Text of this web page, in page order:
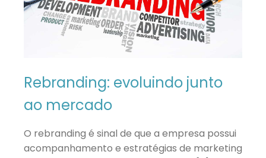
Rebranding: evoluindo junto
ao mercado
O rebranding é sinal de que a empresa possui
acompanhamento e estratégias de marketing